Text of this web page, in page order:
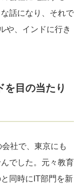
話になり、それで
や、インドに行き
を目の当たり
社で、東京にも
でした。元々教育
同時にIT部門を新